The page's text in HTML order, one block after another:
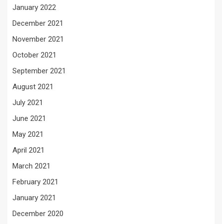
January 2022
December 2021
November 2021
October 2021
September 2021
August 2021
July 2021
June 2021
May 2021
April 2021
March 2021
February 2021
January 2021
December 2020